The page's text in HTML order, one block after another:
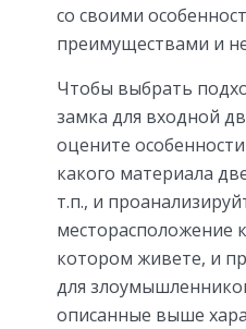
со своими
преимуществами и
Чтобы выбрать
замка для входной
оцените
какого материала
т.п., и
месторасположение
котором живете, и
для
описанные выше